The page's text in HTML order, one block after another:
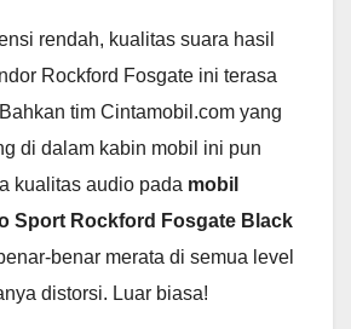
rendah, kualitas suara hasil
Rockford Fosgate ini terasa
tim Cintamobil.com yang
di dalam kabin mobil ini pun
kualitas audio pada mobil
Sport Rockford Fosgate Black
benar merata di semua level
distorsi. Luar biasa!